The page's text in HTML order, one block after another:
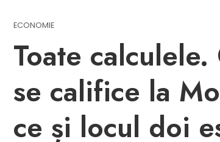
ECONOMIE
Toate
se califice la
ce și locul doi